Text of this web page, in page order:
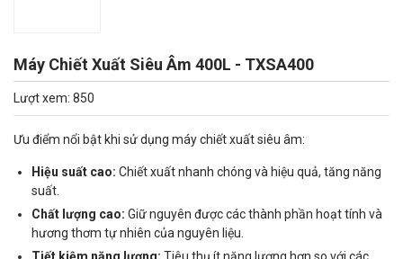
Máy Chiết Xuất Siêu Âm 400L - TXSA400
Lượt xem: 850
Ưu điểm nổi bật khi sử dụng máy chiết xuất siêu âm:
Hiệu suất cao: Chiết xuất nhanh chóng và hiệu quả, tăng năng
suất.
Chất lượng cao: Giữ nguyên được các thành phần hoạt tính và
hương thơm tự nhiên của nguyên liệu.